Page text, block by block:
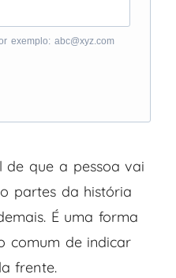
exemplo: abc@xyz.com
de que a pessoa vai
partes da história
É uma forma
comum de indicar
frente.